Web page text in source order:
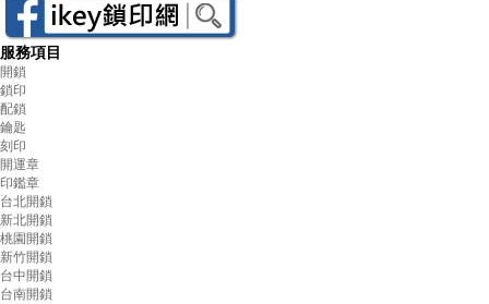
服務項目
開鎖
鎖印
配鎖
鑰匙
刻印
開運章
印鑑章
台北開鎖
新北開鎖
桃園開鎖
新竹開鎖
台中開鎖
台南開鎖